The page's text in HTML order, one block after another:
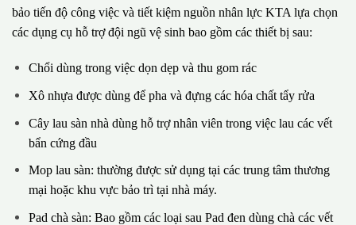
bảo tiến độ công việc và tiết kiệm nguồn nhân lực KTA lựa chọn
các dụng cụ hỗ trợ đội ngũ vệ sinh bao gồm các thiết bị sau:
Chổi dùng trong việc dọn dẹp và thu gom rác
Xô nhựa được dùng để pha và đựng các hóa chất tẩy rửa
Cây lau sàn nhà dùng hỗ trợ nhân viên trong việc lau các vết
bẩn cứng đầu
Mop lau sàn: thường được sử dụng tại các trung tâm thương
mại hoặc khu vực bảo trì tại nhà máy.
Pad chà sàn: Bao gồm các loại sau Pad đen dùng chà các vết